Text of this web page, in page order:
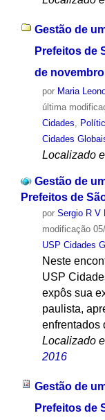
Gestão de
Prefeitos de
de
por Maria
última
Cidades
Cidades
Localizado
Gestão de
Prefeitos de
por Sergio R V
modificação
USP Cidades
Neste
USP
expôs sua
paulista,
enfrentados
Localizado
2016
Gestão de
Prefeitos de